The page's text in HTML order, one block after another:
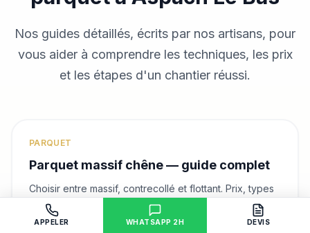
Nos guides détaillés, écrits par nos artisans, pour
vous aider à comprendre les techniques, les prix
et les étapes d'un chantier réussi.
PARQUET
Parquet massif chêne — guide complet
Choisir entre massif, contrecollé et flottant. Prix, types
de pose, point de Hongrie.
APPELER WHATSAPP 2H DEVIS